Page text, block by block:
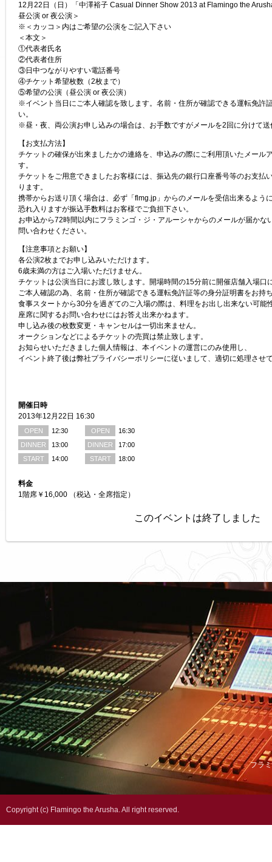
12月22日（日）「中澤裕子 Casual Dinner Show 2013 at Flamingo the
昼公演 or 夜公演＞
※＜カッコ＞内はご希望の公演をご記入下さい
＜本文＞
①代表者氏名
②代表者住所
③日中つながりやすい電話番号
④チケット希望枚数（2枚まで）
⑤希望の公演（昼公演 or 夜公演）
※イベント当日にご本人確認を致します。名前・住所が確認できる運転免許
い。
※昼・夜、両公演お申し込みの場合は、お手数ですがメールを2回に分けて
【お支払方法】
チケットの確保が出来ましたかの連絡を、申込みの際にご利用頂いたメール
す。
チケットをご用意できましたお客様には、振込先の銀行口座番号等のお支払
ります。
携帯からお送り頂く場合は、必ず「flmg.jp」からのメールを受信出来るよう
恐れ入りますが振込手数料はお客様でご負担下さい。
お申込から72時間以内にフラミンゴ・ジ・アルーシャからのメールが届かな
問い合わせください。
【注意事項とお願い】
各公演2枚までお申し込みいただけます。
6歳未満の方はご入場いただけません。
チケットは公演当日にお渡し致します。開場時間の15分前に開催店舗入場口
ご本人確認の為、名前・住所が確認できる運転免許証等の身分証明書をお持
食事スタートから30分を過ぎてのご入場の際は、料理をお出し出来ない可能
座席に関するお問い合わせにはお答え出来かねます。
申し込み後の枚数変更・キャンセルは一切出来ません。
オークションなどによるチケットの売買は禁止致します。
お知らせいただきました個人情報は、本イベントの運営にのみ使用し、
イベント終了後は弊社プライバシーポリシーに従いまして、適切に処理させ
開催日時
2013年12月22日 16:30
OPEN
12:30
DINNER
13:00
START
14:00
OPEN
16:30
DINNER
17:00
START
18:00
料金
1階席￥16,000 （税込・全席指定）
このイベントは終了しました
フラ
Copyright (c) Flamingo the Arusha. All right reserved.